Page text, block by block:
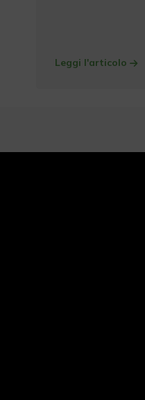
Leggi l'articolo